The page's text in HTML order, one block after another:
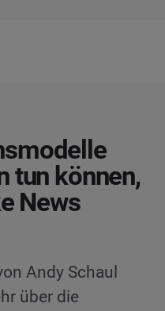
tun können,
News
Andy Schaul
über die